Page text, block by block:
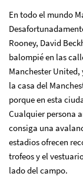
En todo el mundo
Rooney, David
balompié en las
Manchester United,
la casa del
porque en esta
Cualquier persona
consiga una
estadios ofrecen
trofeos y el
lado del campo.